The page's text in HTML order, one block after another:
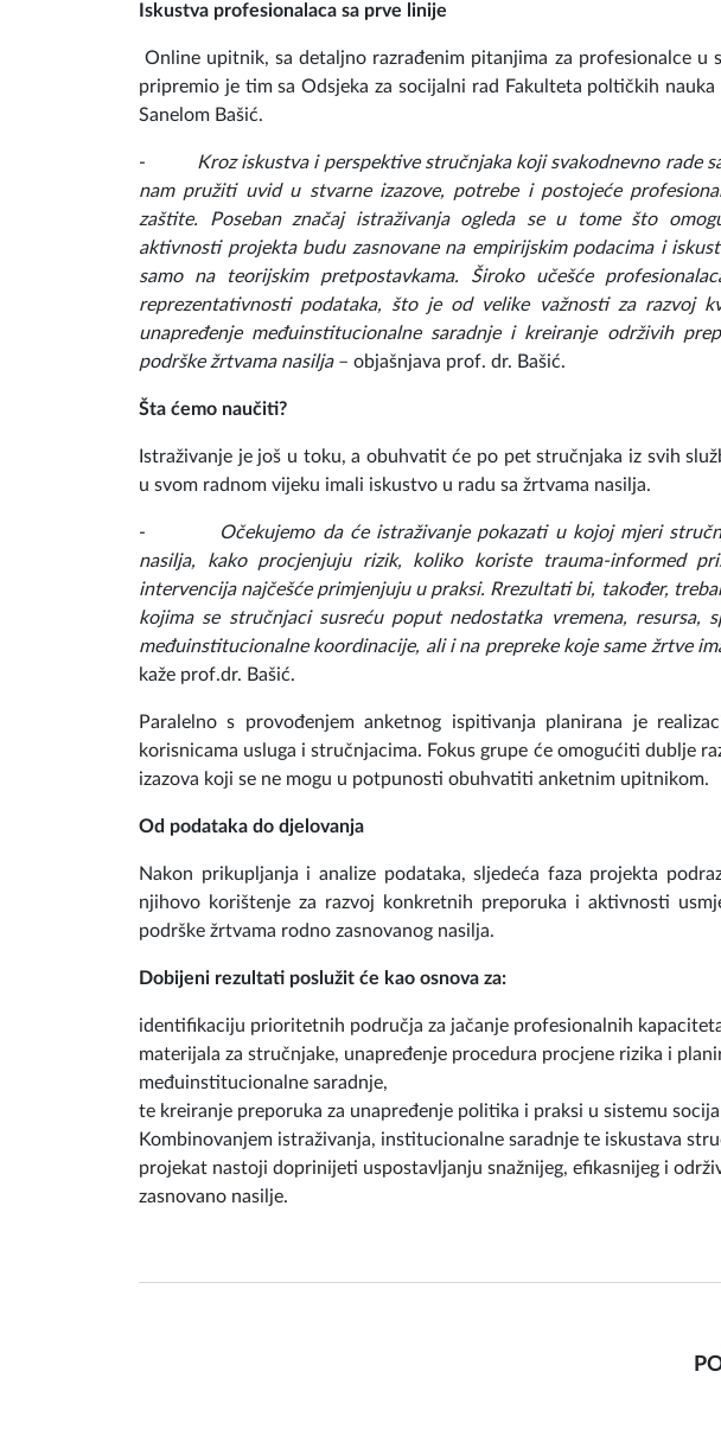
Iskustva profesionalaca sa prve linije
Online upitnik, sa detaljno razrađenim pitanjima za profesionalce u
pripremio je tim sa Odsjeka za socijalni rad Fakulteta poltičkih
Sanelom Bašić.
- Kroz iskustva i perspektive stručnjaka koji svakodnevno rade
nam pružiti uvid u stvarne izazove, potrebe i postojeće
zaštite. Poseban značaj istraživanja ogleda se u tome što
aktivnosti projekta budu zasnovane na empirijskim podacima i
samo na teorijskim pretpostavkama. Široko učešće
reprezentativnosti podataka, što je od velike važnosti za razvoj
unapređenje međuinstitucionalne saradnje i kreiranje održivih
podrške žrtvama nasilja– objašnjava prof. dr. Bašić.
Šta ćemo naučiti?
Istraživanje je još u toku, a obuhvatit će po pet stručnjaka iz svih
u svom radnom vijeku imali iskustvo u radu sa žrtvama nasilja.
-
Očekujemo da će istraživanje pokazati u kojoj mjeri
nasilja, kako procjenjuju rizik, koliko koriste trauma-informed
intervencija najčešće primjenjuju u praksi. Rrezultati bi, također,
kojima se stručnjaci susreću poput nedostatka vremena, resursa,
međuinstitucionalne koordinacije, ali i na prepreke koje same žrtve
kaže prof.dr. Bašić.
Paralelno s provođenjem anketnog ispitivanja planirana je
korisnicama usluga i stručnjacima. Fokus grupe će omogućiti dublje
izazova koji se ne mogu u potpunosti obuhvatiti anketnim upitnikom.
Od podataka do djelovanja
Nakon prikupljanja i analize podataka, sljedeća faza projekta
njihovo korištenje za razvoj konkretnih preporuka i aktivnosti
podrške žrtvama rodno zasnovanog nasilja.
Dobijeni rezultati poslužit će kao osnova za:
identifikaciju prioritetnih područja za jačanje profesionalnih
materijala za stručnjake, unapređenje procedura procjene rizika i
međuinstitucionalne saradnje,
te kreiranje preporuka za unapređenje politika i praksi u sistemu
Kombinovanjem istraživanja, institucionalne saradnje te iskustava
projekat nastoji doprinijeti uspostavljanju snažnijeg, efikasnijeg i
zasnovano nasilje.